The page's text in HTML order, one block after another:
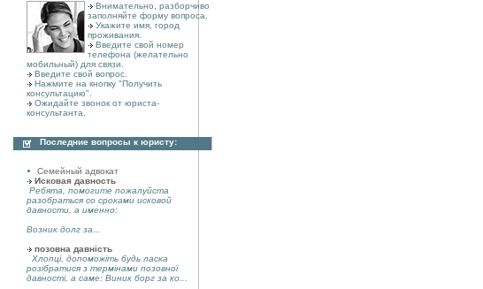
Внимательно, разборчиво
заполняйте форму вопроса.
Укажите имя, город
проживания.
Введите свой номер
телефона (желательно
мобильный) для связи.
Введите свой вопрос.
Нажмите на кнопку "Получить
консультацию".
Ожидайте звонок от юриста-
консультанта.
Последние вопросы к юристу:
Семейный адвокат
Исковая давность
Ребята, помогите пожалуйста
разобраться со сроками исковой
давности, а именно:
Возник долг за...
позовна давність
Хлопці, допоможіть будь ласка
розібратися з термінами позовної
давності, а саме: Виник борг за ко...